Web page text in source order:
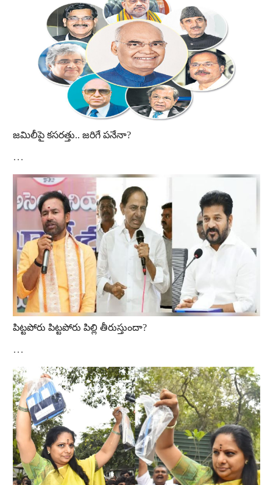
జమిలీపై కసరత్తు.. జరిగే పనేనా?
…
పిట్టపోరు పిట్టపోరు పిల్లి తీరుస్తుందా?
…